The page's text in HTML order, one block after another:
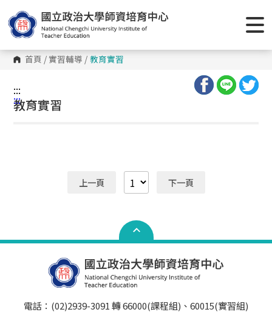
到
主
要
內
容
區 首頁 /實習輔導 / 教育實習
:::
:::
教育實習
上一頁 下一頁
電話：(02)2939-3091 轉 66000(課程組)、60015(實習組)